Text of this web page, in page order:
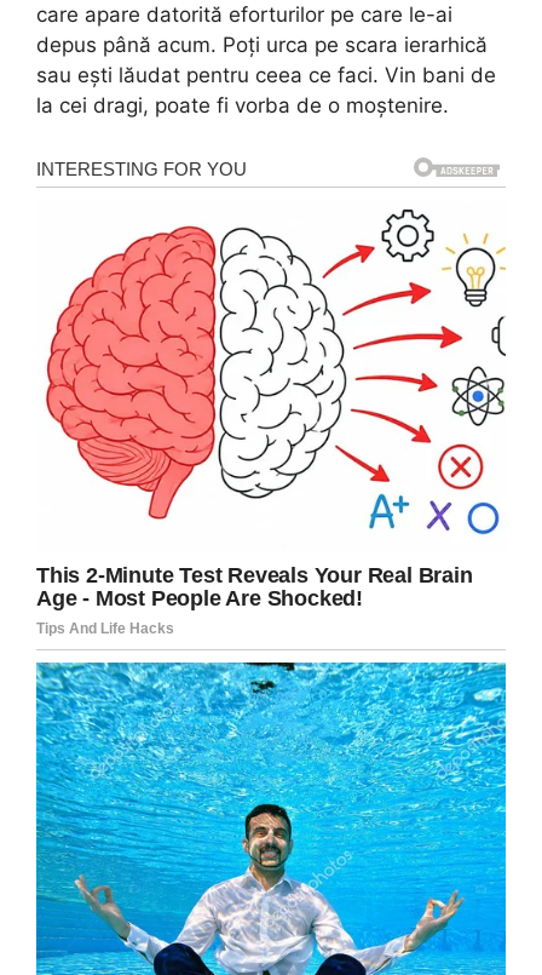
care apare datorită eforturilor pe care le-ai
depus până acum. Poți urca pe scara ierarhică
sau ești lăudat pentru ceea ce faci. Vin bani de
la cei dragi, poate fi vorba de o moștenire.